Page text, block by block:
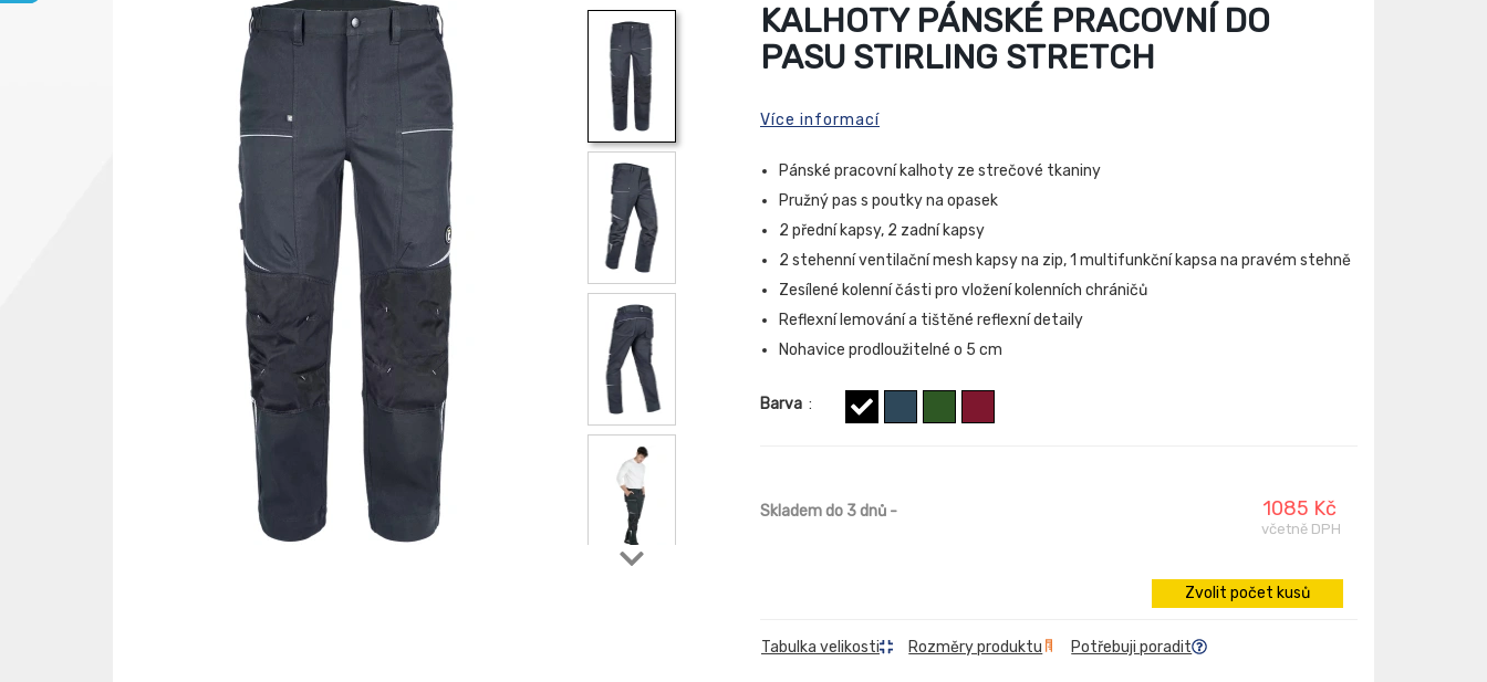
KALHOTY PÁNSKÉ PRACOVNÍ DO
PASU STIRLING STRETCH
Více informací
Pánské pracovní kalhoty ze strečové tkaniny
Pružný pas s poutky na opasek
2 přední kapsy, 2 zadní kapsy
2 stehenní ventilační mesh kapsy na zip, 1 multifunkční kapsa na pravém stehně
Zesílené kolenní části pro vložení kolenních chráničů
Reflexní lemování a tištěné reflexní detaily
Nohavice prodloužitelné o 5 cm
Barva :
Skladem do 3 dnů - 1085 Kč
včetně DPH
Zvolit počet kusů
Tabulka velikosti Rozměry produktu Potřebuji poradit